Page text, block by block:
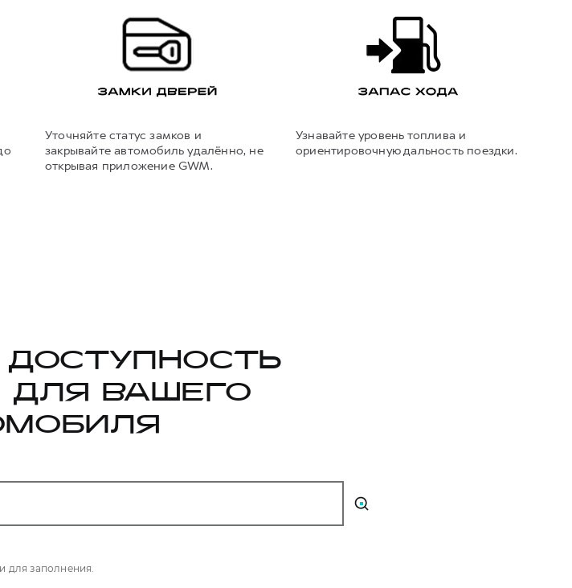
Уточняйте статус замков и
закрывайте автомобиль удалённо, не
открывая приложение GWM.
Узнавайте уровень топлива и
ориентировочную дальность поездки.
ДОСТУПНОСТЬ
ВАШЕГО
для заполнения.